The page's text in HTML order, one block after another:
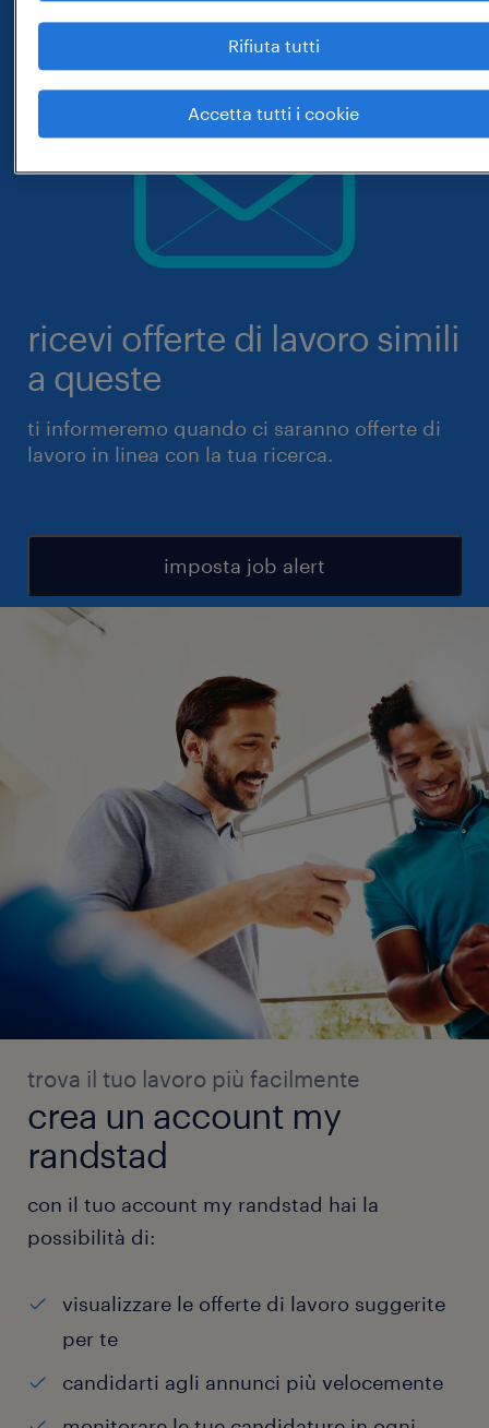
ricevi offerte di lavoro simili
a queste
ti informeremo quando ci saranno offerte di
lavoro in linea con la tua ricerca.
imposta job alert
trova il tuo lavoro più facilmente
crea un account my
randstad
con il tuo account my randstad hai la
possibilità di:
visualizzare le offerte di lavoro suggerite
per te
candidarti agli annunci più velocemente
Rifiuta tutti
Accetta tutti i cookie